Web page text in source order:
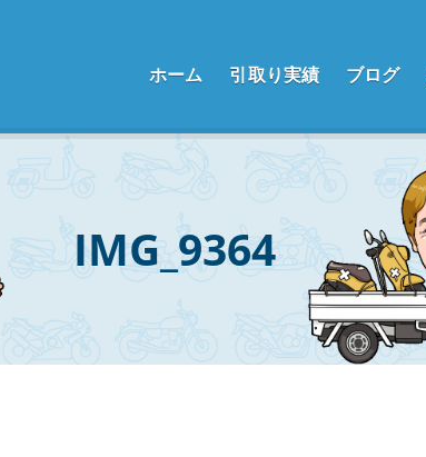
ホーム 引取り実績 ブログ
IMG_9364